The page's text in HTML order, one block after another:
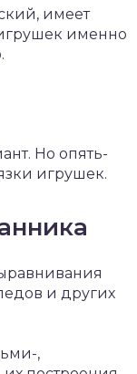
имеет
именно
Но опять-
игрушек.
и других
,